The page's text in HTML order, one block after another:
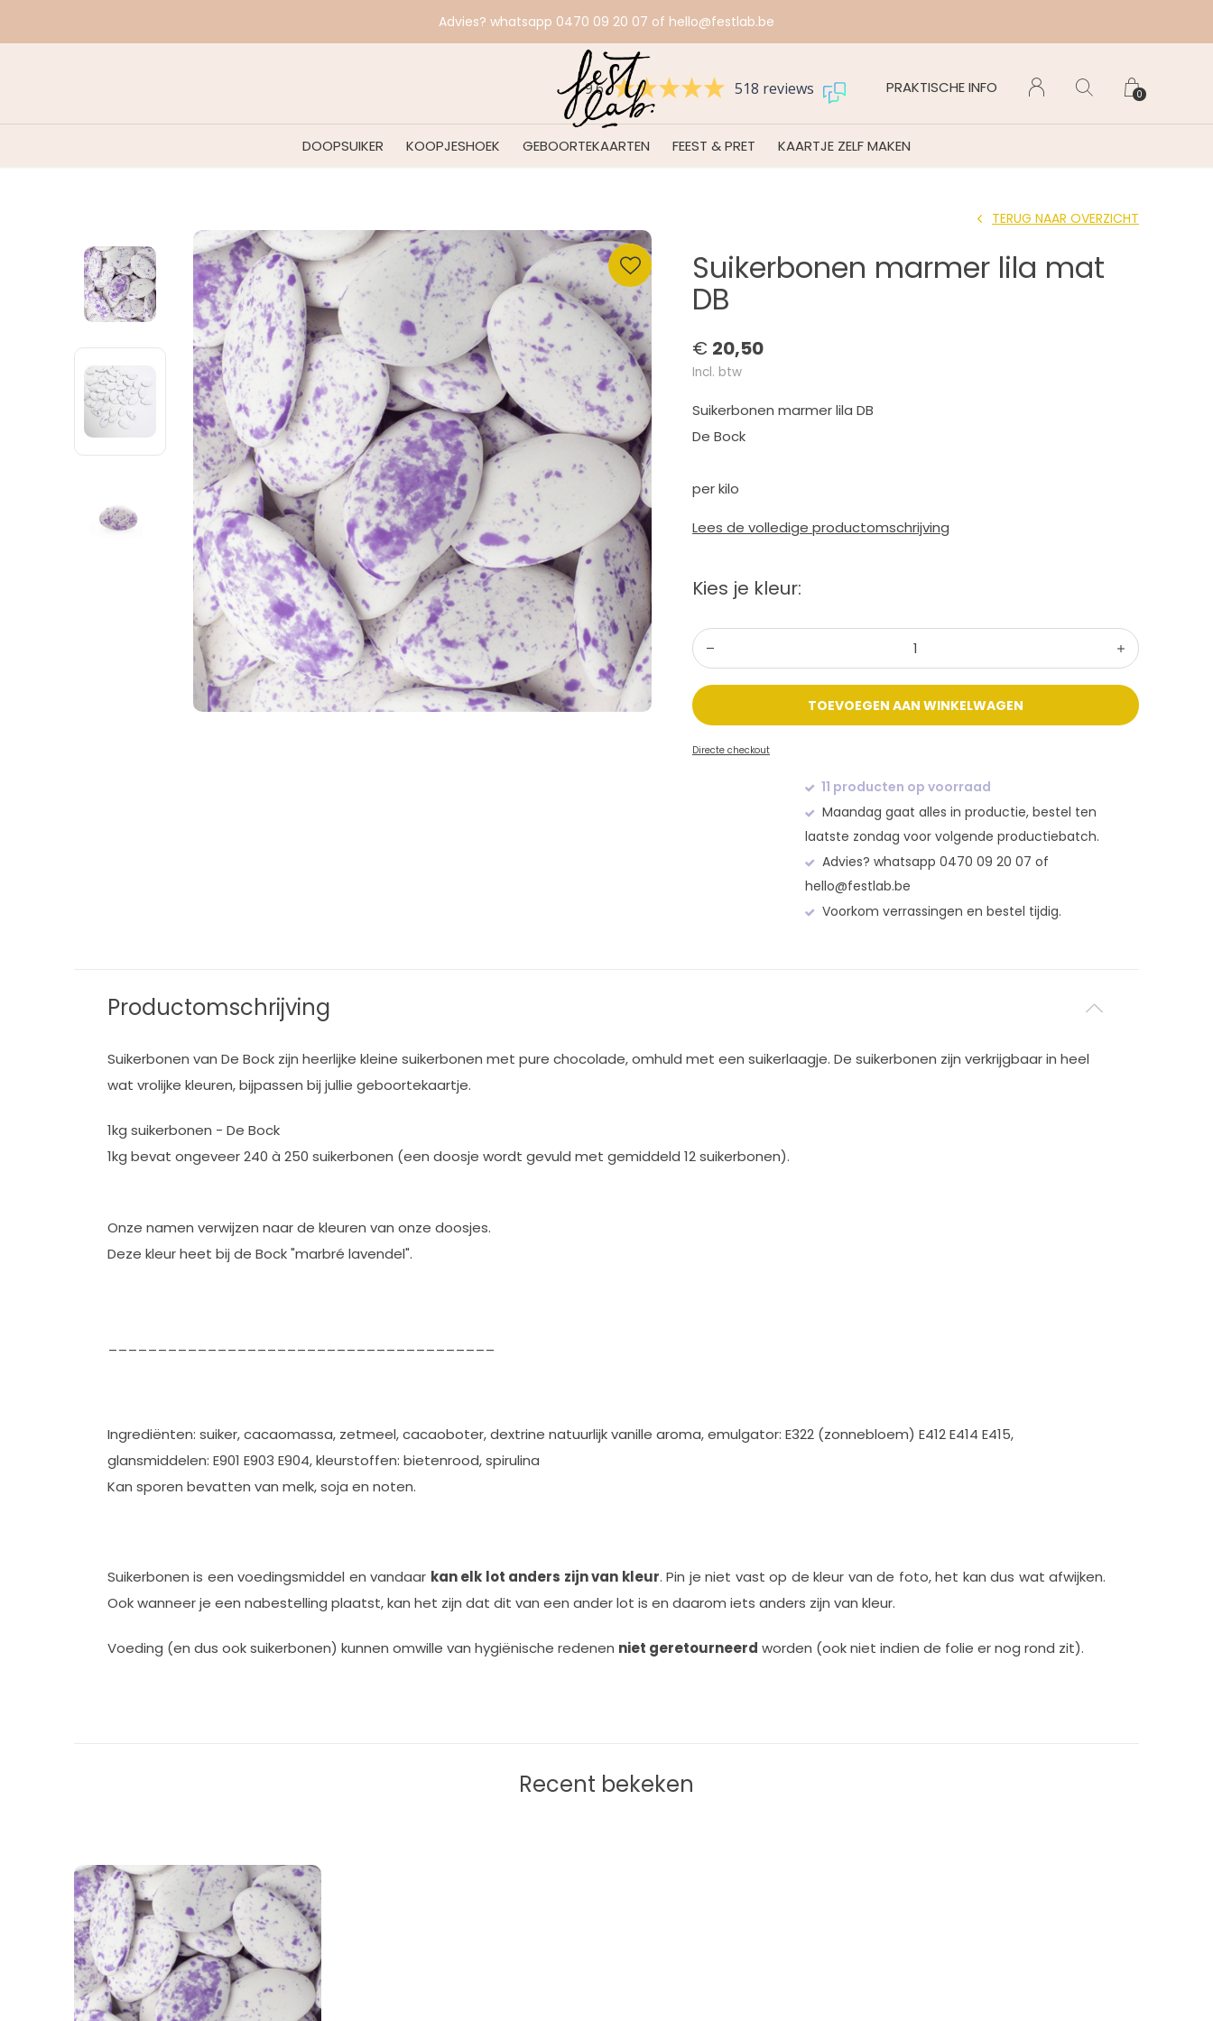
DOOPSUIKER KOOPJESHOEK GEBOORTEKAARTEN FEEST & PRET KAARTJE ZELF MAKEN
9.6 518 reviews PRAKTISCHE INFO 0
Voorkom verrassingen en bestel tijdig.
Suikerbonen marmer lila mat
DB
TERUG NAAR OVERZICHT
€ 20,50
Incl. btw
Suikerbonen marmer lila DB
De Bock
per kilo
Lees de volledige productomschrijving
Kies je kleur:
TOEVOEGEN AAN WINKELWAGEN
Directe checkout
11 producten op voorraad
Maandag gaat alles in productie, bestel ten
laatste zondag voor volgende productiebatch.
Advies? whatsapp 0470 09 20 07 of
hello@festlab.be
Voorkom verrassingen en bestel tijdig.
Productomschrijving
Suikerbonen van De Bock zijn heerlijke kleine suikerbonen met pure chocolade, omhuld met een suikerlaagje. De suikerbonen zijn verkrijgbaar in heel
wat vrolijke kleuren, bijpassen bij jullie geboortekaartje.
1kg suikerbonen - De Bock
1kg bevat ongeveer 240 à 250 suikerbonen (een doosje wordt gevuld met gemiddeld 12 suikerbonen).
Onze namen verwijzen naar de kleuren van onze doosjes.
Deze kleur heet bij de Bock "marbré lavendel".
Ingrediënten: suiker, cacaomassa, zetmeel, cacaoboter, dextrine natuurlijk vanille aroma, emulgator: E322 (zonnebloem) E412 E414 E415,
glansmiddelen: E901 E903 E904, kleurstoffen: bietenrood, spirulina
Kan sporen bevatten van melk, soja en noten.
Suikerbonen is een voedingsmiddel en vandaar kan elk lot anders zijn van kleur. Pin je niet vast op de kleur van de foto, het kan dus wat afwijken.
Ook wanneer je een nabestelling plaatst, kan het zijn dat dit van een ander lot is en daarom iets anders zijn van kleur.
Voeding (en dus ook suikerbonen) kunnen omwille van hygiënische redenen niet geretourneerd worden (ook niet indien de folie er nog rond zit).
Recent bekeken